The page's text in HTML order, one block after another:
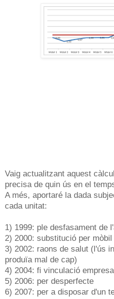
Vaig actualitzant aquest
precisa de quin ús en el
A més, aportaré la dada
cada unitat:
1) 1999: ple desfasament de
2) 2000: substitució per
3) 2002: raons de salut (l'ús
produïa mal de cap)
4) 2004: fi vinculació
5) 2006: per desperfecte
6) 2007: per a disposar d'un